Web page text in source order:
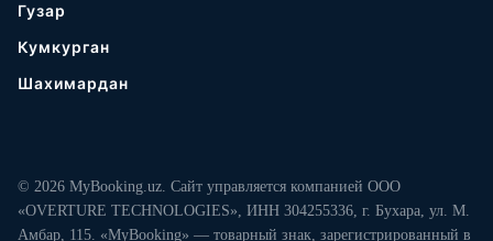
Гузар
Кумкурган
Шахимардан
© 2026 MyBooking.uz. Сайт управляется компанией ООО
«OVERTURE TECHNOLOGIES», ИНН 304255336, г. Бухара, ул. М.
Амбар, 115. «MyBooking» — товарный знак, зарегистрированный в